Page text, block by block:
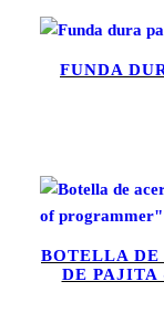
FUNDA
BOTELLA DE
DE PAJITA